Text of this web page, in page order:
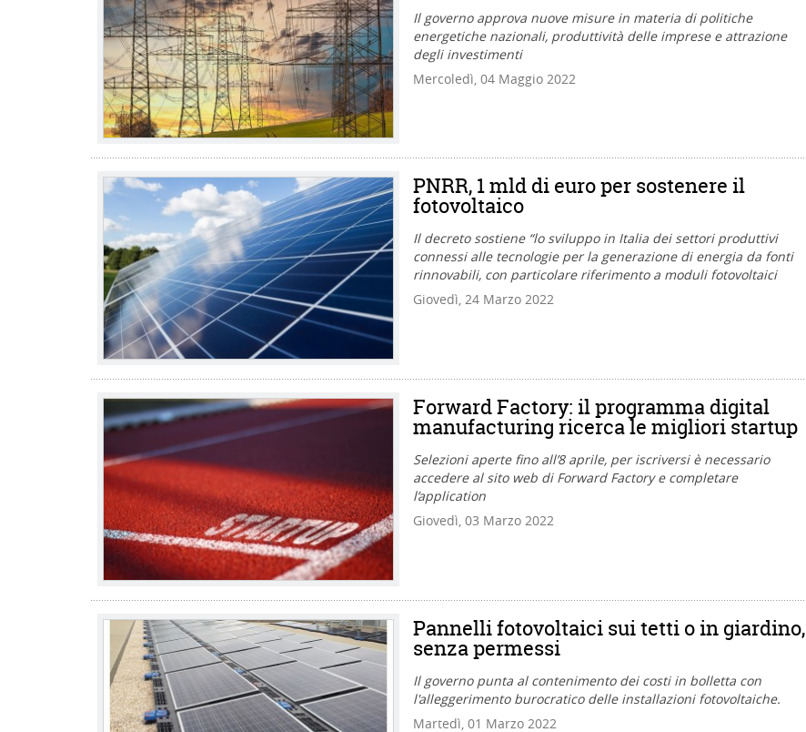
Il governo approva nuove misure in materia di politiche
energetiche nazionali, produttività delle imprese e attrazione
degli investimenti
Mercoledì, 04 Maggio 2022
PNRR, 1 mld di euro per sostenere il
fotovoltaico
Il decreto sostiene “lo sviluppo in Italia dei settori produttivi
connessi alle tecnologie per la generazione di energia da fonti
rinnovabili, con particolare riferimento a moduli fotovoltaici
Giovedì, 24 Marzo 2022
Forward Factory: il programma digital
manufacturing ricerca le migliori startup
Selezioni aperte fino all’8 aprile, per iscriversi è necessario
accedere al sito web di Forward Factory e completare
l’application
Giovedì, 03 Marzo 2022
Pannelli fotovoltaici sui tetti o in giardino,
senza permessi
Il governo punta al contenimento dei costi in bolletta con
l'alleggerimento burocratico delle installazioni fotovoltaiche.
Martedì, 01 Marzo 2022